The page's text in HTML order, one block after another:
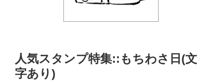
人気スタンプ特集::もちわさ日(文
字あり)